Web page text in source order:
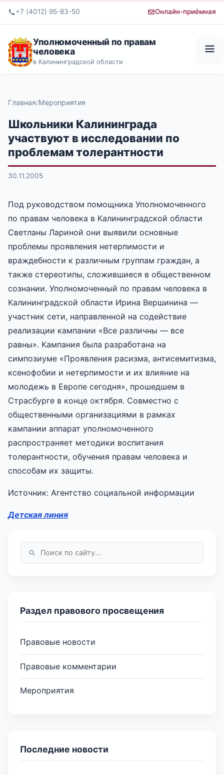
+7 (4012) 95-83-50 Онлайн-приёмная
Уполномоченный по правам
человека
в Калининградской области
Главная Мероприятия
Школьники Калининграда
участвуют в исследовании по
проблемам толерантности
30.11.2005
Под руководством помощника Уполномоченного
по правам человека в Калининградской области
Светланы Лариной они выявили основные
проблемы проявления нетерпимости и
враждебности к различным группам граждан, а
также стереотипы, сложившиеся в общественном
сознании. Уполномоченный по правам человека в
Калининградской области Ирина Вершинина —
участник сети, направленной на содействие
реализации кампании «Все различны — все
равны». Кампания была разработана на
симпозиуме «Проявления расизма, антисемитизма,
ксенофобии и нетерпимости и их влияние на
молодежь в Европе сегодня», прошедшем в
Страсбурге в конце октября. Совместно с
общественными организациями в рамках
кампании аппарат уполномоченного
распространяет методики воспитания
толерантности, обучения правам человека и
способам их защиты.
Источник: Агентство социальной информации
Детская линия
Раздел правового просвещения
Правовые новости
Правовые комментарии
Мероприятия
Последние новости